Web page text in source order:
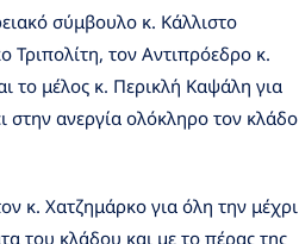
σύμβουλο κ. Κάλλιστο
τον Αντιπρόεδρο κ.
το μέλος κ. Περικλή Καψάλη για
στην ανεργία ολόκληρο τον κλάδο
κ. Χατζημάρκο για όλη την μέχρι
του κλάδου και με το πέρας της